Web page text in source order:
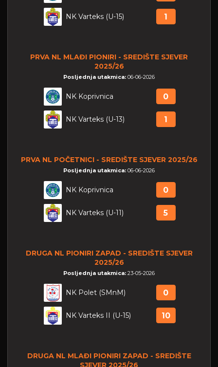
NK Varteks (U-15) 1
PRVA NL MLAĐI PIONIRI - SREDIŠTE SJEVER
2025/26
Posljednja utakmica: 06-06-2026
NK Koprivnica 0
NK Varteks (U-13) 1
PRVA NL POČETNICI - SREDIŠTE SJEVER 2025/26
Posljednja utakmica: 06-06-2026
NK Koprivnica 0
NK Varteks (U-11) 5
DRUGA NL PIONIRI ZAPAD - SREDIŠTE SJEVER
2025/26
Posljednja utakmica: 23-05-2026
NK Polet (SMnM) 0
NK Varteks II (U-15) 10
DRUGA NL MLAĐI PIONIRI ZAPAD - SREDIŠTE